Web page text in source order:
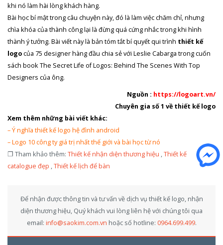
khi nó làm hài lòng khách hàng.
Bài học bí mật trong câu chuyện này, đó là làm việc chăm chỉ, nhưng
chìa khóa của thành công lại là đừng quá cứng nhắc trong khi hình
thành ý tưởng. Bài viết này là bản tóm tắt bí quyết qui trình thiết kế
logocủa 75 designer hàng đầu chia sẻ với Leslie Cabarga trong cuốn
sách book The Secret Life of Logos: Behind The Scenes With Top
Designers của ông.
Nguồn : https://logoart.vn/
Chuyên gia số 1 về thiết kế logo
Xem thêm những bài viết khác:
–Ý nghĩa thiết kế logo hệ đình android
–Logo 10 công ty giá trị nhất thế giới và bài học từ nó
❐ Tham khảo thêm: Thiết kế nhận diện thương hiệu ,Thiết kế
catalogue đẹp ,Thiết kế lịch để bàn
Để nhận được thông tin và tư vấn về dịch vụ thiết kế logo, nhận
diện thương hiệu, Quý khách vui lòng liên hệ với chúng tôi qua
email: info@saokim.com.vn hoặc số hotline: 0964.699.499.